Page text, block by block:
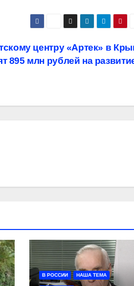
центру «Артек» в
895 млн рублей на
В РОССИИ НАША ТЕМА